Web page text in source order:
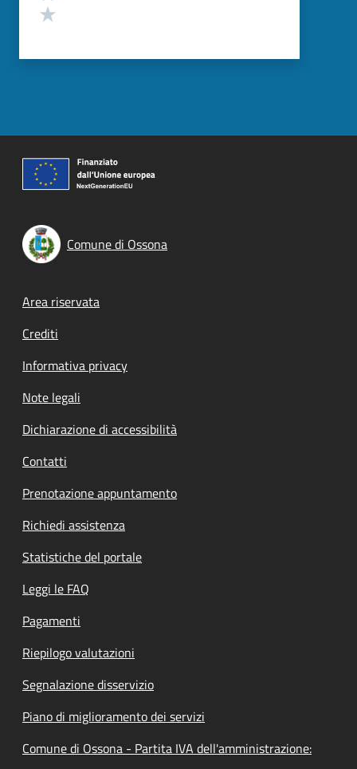
Comune di Ossona
Footer menu
Area riservata
Crediti
Informativa privacy
Note legali
Dichiarazione di accessibilità
Contatti
Prenotazione appuntamento
Richiedi assistenza
Statistiche del portale
Leggi le FAQ
Pagamenti
Riepilogo valutazioni
Segnalazione disservizio
Piano di miglioramento dei servizi
Comune di Ossona - Partita IVA dell'amministrazione: